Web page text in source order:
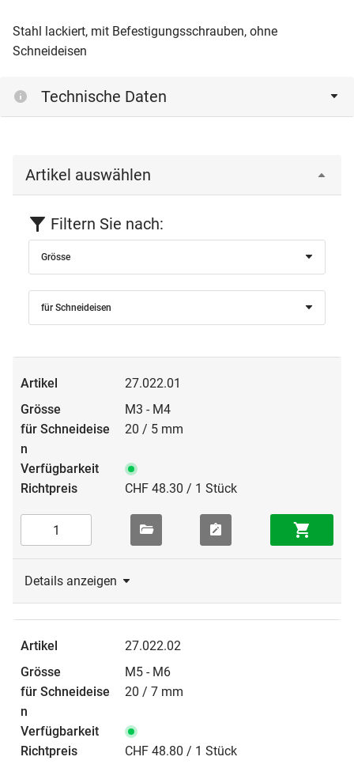
Stahl lackiert, mit Befestigungsschrauben, ohne
Schneideisen
Technische Daten
Artikel auswählen
Filtern Sie nach:
Grösse
für Schneideisen
27.022.01
M3 - M4
20 / 5 mm
CHF 48.30 / 1 Stück
Details anzeigen
27.022.02
M5 - M6
20 / 7 mm
CHF 48.80 / 1 Stück